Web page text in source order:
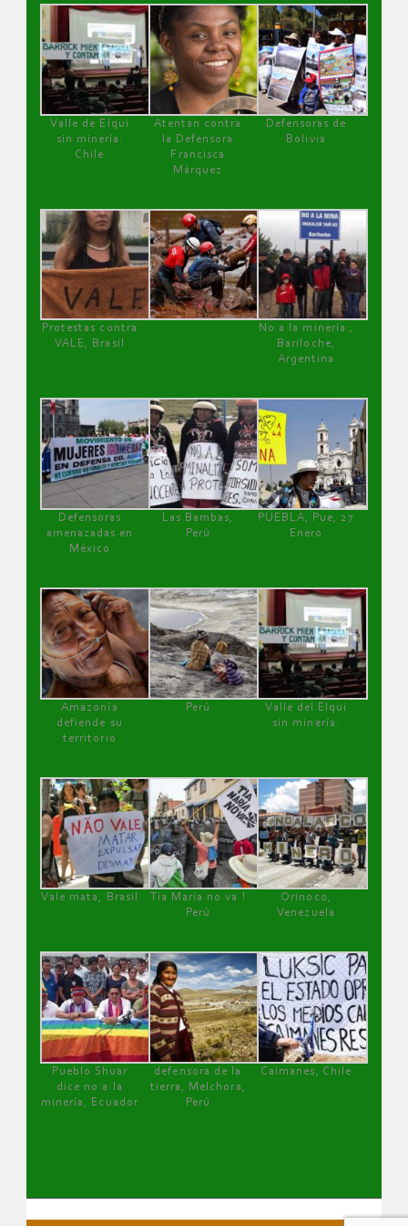
Valle de Elqui
sin minería.
Chile
Atentan contra
la Defensora
Francisca
Márquez
Defensoras de
Bolivia
Protestas contra
VALE, Brasil
No a la minería ,
Bariloche,
Argentina
Defensoras
amenazadas en
México
Las Bambas,
Perú
PUEBLA, Pue, 27
Enero
Amazonía
defiende su
territorio
Perú
Valle del Elqui
sin minería.
Vale mata, Brasil
Tía María no va !
Perú
Orinoco,
Venezuela
Pueblo Shuar
dice no a la
minería, Ecuador
defensora de la
tierra, Melchora,
Perú
Caimanes, Chile